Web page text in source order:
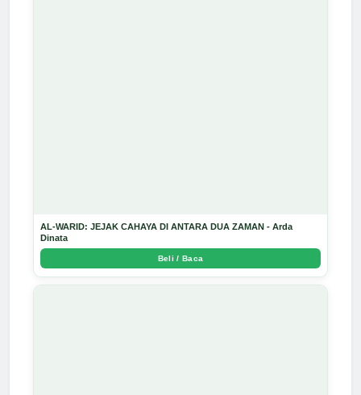
AL-WARID: JEJAK CAHAYA DI ANTARA DUA ZAMAN - Arda
Dinata
Beli / Baca